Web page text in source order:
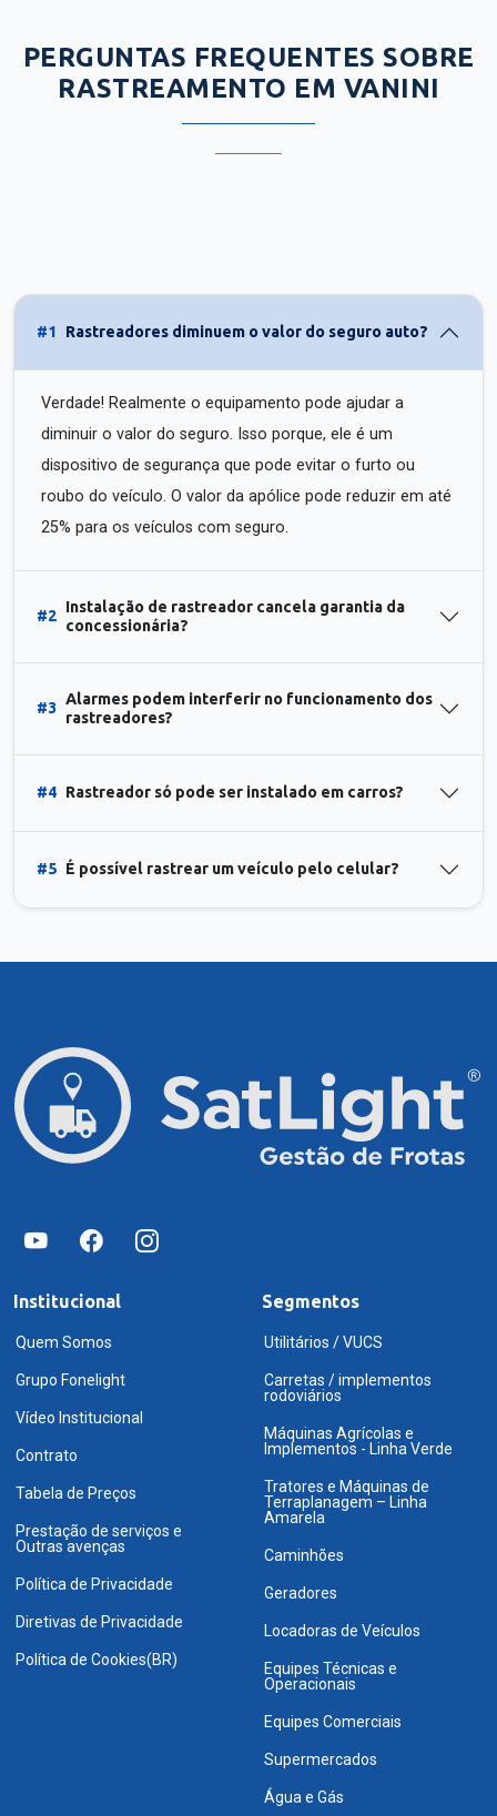
PERGUNTAS FREQUENTES SOBRE
RASTREAMENTO EM VANINI
#1 Rastreadores diminuem o valor do seguro auto?
Verdade! Realmente o equipamento pode ajudar a
diminuir o valor do seguro. Isso porque, ele é um
dispositivo de segurança que pode evitar o furto ou
roubo do veículo. O valor da apólice pode reduzir em até
25% para os veículos com seguro.
#2
Instalação de rastreador cancela garantia da
concessionária?
#3
Alarmes podem interferir no funcionamento dos
rastreadores?
#4 Rastreador só pode ser instalado em carros?
#5 É possível rastrear um veículo pelo celular?
Institucional
Quem Somos
Grupo Fonelight
Vídeo Institucional
Contrato
Tabela de Preços
Prestação de serviços e
Outras avenças
Política de Privacidade
Diretivas de Privacidade
Política de Cookies(BR)
Segmentos
Utilitários / VUCS
Carretas / implementos
rodoviários
Máquinas Agrícolas e
Implementos - Linha Verde
Tratores e Máquinas de
Terraplanagem – Linha
Amarela
Caminhões
Geradores
Locadoras de Veículos
Equipes Técnicas e
Operacionais
Equipes Comerciais
Supermercados
Água e Gás